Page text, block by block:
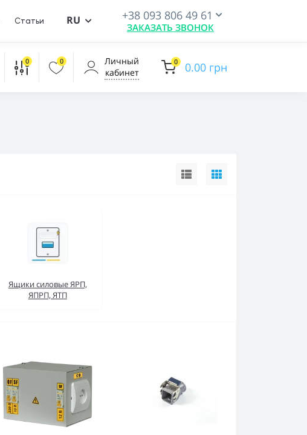
Статьи RU +38 093 806 49 61
ЗАКАЗАТЬ ЗВОНОК
0 0
Личный
кабинет
0 0.00 грн
Ящики силовые ЯРП,
ЯПРП, ЯТП